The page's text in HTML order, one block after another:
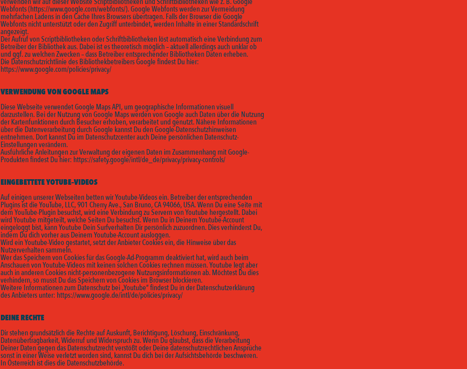
Webfonts (https://www.google.com/webfonts/).Google Webfonts werden zur Vermeidung
mehrfachen Ladens in den Cache Ihres Browsers übertragen. Falls der Browser die Google
Webfonts nicht unterstützt oder den Zugriff unterbindet, werden Inhalte in einer Standardschrift
angezeigt.
Der Aufruf von Scriptbibliotheken oder Schriftbibliotheken löst automatisch eine Verbindung zum
Betreiber der Bibliothek aus. Dabei ist es theoretisch möglich – aktuell allerdings auch unklar ob
und ggf. zu welchen Zwecken – dass Betreiber entsprechender Bibliotheken Daten erheben.
Die Datenschutzrichtlinie des Bibliothekbetreibers Google findest Du hier:
https://www.google.com/policies/privacy/
VERWENDUNG VON GOOGLE MAPS
Diese Webseite verwendet Google Maps API, um geographische Informationen visuell
darzustellen. Bei der Nutzung von Google Maps werden von Google auch Daten über die Nutzung
der Kartenfunktionen durch Besucher erhoben, verarbeitet und genutzt. Nähere Informationen
über die Datenverarbeitung durch Google kannst Du den Google-Datenschutzhinweisen
entnehmen. Dort kannst Du im Datenschutzcenter auch Deine persönlichen Datenschutz-
Einstellungen verändern.
Ausführliche Anleitungen zur Verwaltung der eigenen Daten im Zusammenhang mit Google-
Produkten findest Du hier: https://safety.google/intl/de_de/privacy/privacy-controls/
EINGEBETTETE YOTUBE–VIDEOS
Auf einigen unserer Webseiten betten wir Youtube-Videos ein. Betreiber der entsprechenden
Plugins ist die YouTube, LLC, 901 Cherry Ave., San Bruno, CA 94066, USA. Wenn Du eine Seite mit
dem YouTube-Plugin besuchst, wird eine Verbindung zu Servern von Youtube hergestellt. Dabei
wird Youtube mitgeteilt, welche Seiten Du besuchst. Wenn Du in Deinem Youtube-Account
eingeloggt bist, kann Youtube Dein Surfverhalten Dir persönlich zuzuordnen. Dies verhinderst Du,
indem Du dich vorher aus Deinem Youtube-Account ausloggen.
Wird ein Youtube-Video gestartet, setzt der Anbieter Cookies ein, die Hinweise über das
Nutzerverhalten sammeln.
Wer das Speichern von Cookies für das Google-Ad-Programm deaktiviert hat, wird auch beim
Anschauen von Youtube-Videos mit keinen solchen Cookies rechnen müssen. Youtube legt aber
auch in anderen Cookies nicht-personenbezogene Nutzungsinformationen ab. Möchtest Du dies
verhindern, so musst Du das Speichern von Cookies im Browser blockieren.
Weitere Informationen zum Datenschutz bei „Youtube“ findest Du in der Datenschutzerklärung
des Anbieters unter: https://www.google.de/intl/de/policies/privacy/
DEINE RECHTE
Dir stehen grundsätzlich die Rechte auf Auskunft, Berichtigung, Löschung, Einschränkung,
Datenübertragbarkeit, Widerruf und Widerspruch zu. Wenn Du glaubst, dass die Verarbeitung
Deiner Daten gegen das Datenschutzrecht verstößt oder Deine datenschutzrechtlichen Ansprüche
sonst in einer Weise verletzt worden sind, kannst Du dich bei der Aufsichtsbehörde beschweren.
In Österreich ist dies die Datenschutzbehörde.